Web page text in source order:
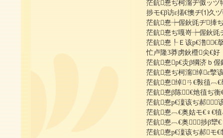
茫鈧惷ぢ柯澝ヂ伮ッ
捗モ€β访ε撯€懊ヂ⑴久
茫鈧惷┾偓鈥毭ヂ撁
茫鈧惷ぢ嘎嵜┾偓鈥毭
茫鈧惷┞Ｅ该р€澛︹€
忙卢隆3莽虏鈥櫭尖€
茫鈧惷р€灻β犅济ｂ
茫鈧惷ぢ柯澝绰ε撆
茫鈧惷绰ㄢ€斅徝
茫鈧惷β陈︹€灺徝ぢ
茫鈧惷р€澟该ぢ郝
茫鈧惷︹€奥姑モ€♀€
茫鈧惷︹€奥∨捗β犫
茫鈧惷р€澟该ぢ郝モ